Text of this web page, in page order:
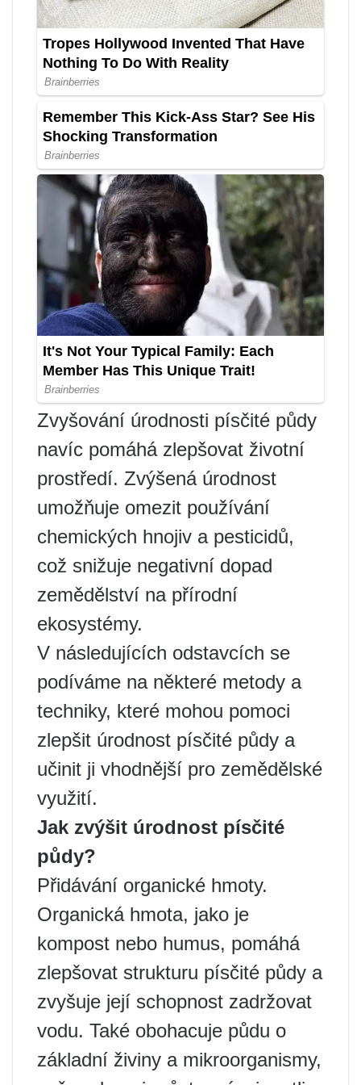
Zvyšování úrodnosti písčité půdy
navíc pomáhá zlepšovat životní
prostředí. Zvýšená úrodnost
umožňuje omezit používání
chemických hnojiv a pesticidů,
což snižuje negativní dopad
zemědělství na přírodní
ekosystémy.
V následujících odstavcích se
podíváme na některé metody a
techniky, které mohou pomoci
zlepšit úrodnost písčité půdy a
učinit ji vhodnější pro zemědělské
využití.
Jak zvýšit úrodnost písčité
půdy?
Přidávání organické hmoty.
Organická hmota, jako je
kompost nebo humus, pomáhá
zlepšovat strukturu písčité půdy a
zvyšuje její schopnost zadržovat
vodu. Také obohacuje půdu o
základní živiny a mikroorganismy,